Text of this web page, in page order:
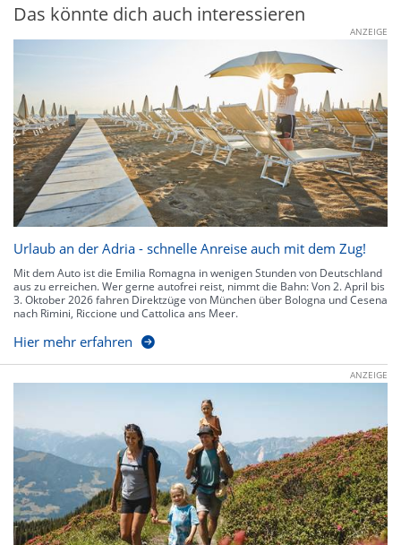
Das könnte dich auch interessieren
ANZEIGE
Urlaub an der Adria - schnelle Anreise auch mit dem Zug!
Mit dem Auto ist die Emilia Romagna in wenigen Stunden von Deutschland
aus zu erreichen. Wer gerne autofrei reist, nimmt die Bahn: Von 2. April bis
3. Oktober 2026 fahren Direktzüge von München über Bologna und Cesena
nach Rimini, Riccione und Cattolica ans Meer.
Hier mehr erfahren
ANZEIGE